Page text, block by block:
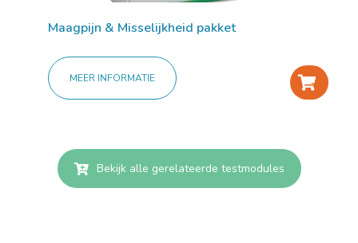
Maagpijn & Misselijkheid pakket
MEER INFORMATIE +
Bekijk alle gerelateerde testmodules